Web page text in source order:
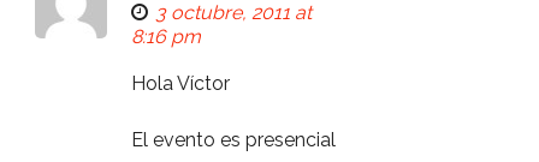
3 octubre, 2011 at
8:16 pm
Hola Víctor
El evento es presencial